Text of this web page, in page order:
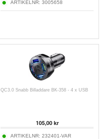
ARTIKELNR: 3005658
QC3.0 Snabb Billaddare BK-358 - 4 x USB
105,00kr
ARTIKELNR: 232401-VAR